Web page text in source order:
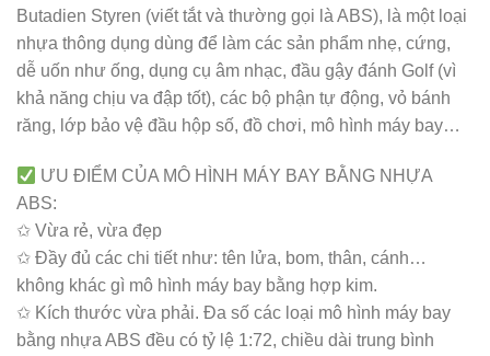
Butadien Styren (viết tắt và thường gọi là ABS), là một loại
nhựa thông dụng dùng để làm các sản phẩm nhẹ, cứng,
dễ uốn như ống, dụng cụ âm nhạc, đầu gậy đánh Golf (vì
khả năng chịu va đập tốt), các bộ phận tự động, vỏ bánh
răng, lớp bảo vệ đầu hộp số, đồ chơi, mô hình máy bay…
ƯU ĐIỂM CỦA MÔ HÌNH MÁY BAY BẰNG NHỰA
ABS:
✩ Vừa rẻ, vừa đẹp
✩ Đầy đủ các chi tiết như: tên lửa, bom, thân, cánh…
không khác gì mô hình máy bay bằng hợp kim.
✩ Kích thước vừa phải. Đa số các loại mô hình máy bay
bằng nhựa ABS đều có tỷ lệ 1:72, chiều dài trung bình